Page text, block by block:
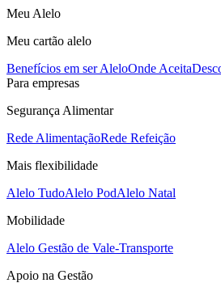
Meu Alelo
Meu cartão alelo
Benefícios em ser AleloOnde Aceita
Para empresas
Segurança Alimentar
Rede AlimentaçãoRede Refeição
Mais flexibilidade
Alelo TudoAlelo PodAlelo Natal
Mobilidade
Alelo Gestão de Vale-Transporte
Apoio na Gestão